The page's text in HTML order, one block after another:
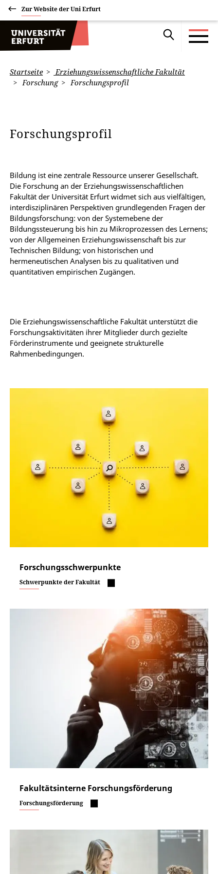
Zur Website der Uni Erfurt
Startseite
Erziehungswissenschaftliche Fakultät
Forschung
Forschungsprofil
Forschungsprofil
Bildung ist eine zentrale Ressource unserer Gesellschaft.
Die Forschung an der Erziehungswissenschaftlichen
Fakultät der Universität Erfurt widmet sich aus vielfältigen,
interdisziplinären Perspektiven grundlegenden Fragen der
Bildungsforschung: von der Systemebene der
Bildungssteuerung bis hin zu Mikroprozessen des Lernens;
von der Allgemeinen Erziehungswissenschaft bis zur
Technischen Bildung; von historischen und
hermeneutischen Analysen bis zu qualitativen und
quantitativen empirischen Zugängen.
Die Erziehungswissenschaftliche Fakultät unterstützt die
Forschungsaktivitäten ihrer Mitglieder durch gezielte
Förderinstrumente und geeignete strukturelle
Rahmenbedingungen.
Forschungsschwerpunkte
Schwerpunkte der Fakultät
Fakultätsinterne Forschungsförderung
Forschungsförderung